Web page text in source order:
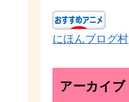
にほんブログ村
アーカイブ